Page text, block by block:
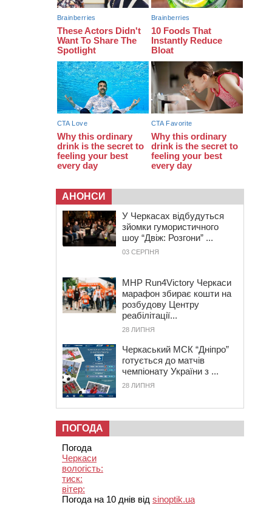
навчальних закладів (ФОТОФАКТ)
15:39 На честь загиблого захисника і
чемпіона світу в Черкасах відкрили
спортивно-реабілітаційний центр
АНОНСИ
У Черкасах відбудуться
зйомки гумористичного
шоу “Двіж: Розгони” ...
03 СЕРПНЯ
MHP Run4Victory Черкаси
марафон збирає кошти на
розбудову Центру
реабілітації...
28 ЛИПНЯ
Черкаський МСК “Дніпро”
готується до матчів
чемпіонату України з ...
28 ЛИПНЯ
ПОГОДА
Погода
Черкаси
вологість:
тиск:
вітер:
Погода на 10 днів від sinoptik.ua